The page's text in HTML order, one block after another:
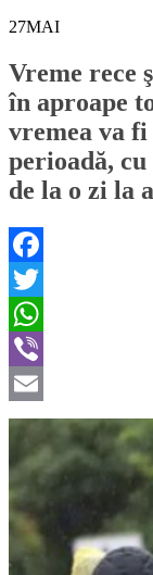
27MAI
Vreme rece
în aproape
vremea va fi
perioadă,
de la o zi la
Facebook
Twitter
WhatsApp
Viber
Email